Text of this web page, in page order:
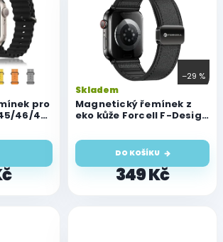
pro
46/49
–29 %
Magnetický řemínek z
eko kůže Forcell F-Design
/ 44 / 45 /46 / 49 mm,
černý
Skladem
349 Kč
DO KOŠÍKU